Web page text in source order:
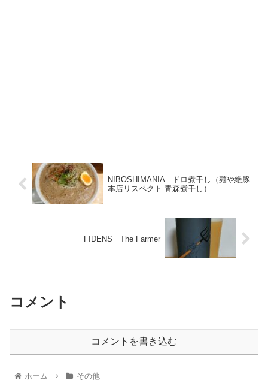
NIBOSHIMANIA ドロ煮干し（麺や絶豚
本店リスペクト 青森煮干し）
FIDENS The Farmer
コメント
コメントを書き込む
ホーム その他